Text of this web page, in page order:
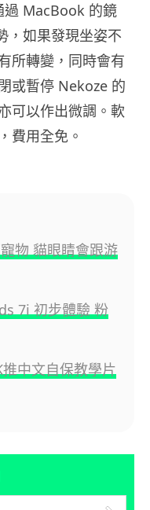
MacBook 的鏡
，如果發現坐姿不
所轉變，同時會有
或暫停 Nekoze 的
可以作出微調。軟
費用全免。
物 貓眼睛會跟游
7i 初步體驗 粉
中文自保教學片